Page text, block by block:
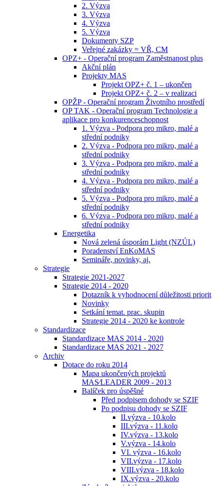
2. Výzva
3. Výzva
4. Výzva
5. Výzva
Dokumenty SZP
Veřejné zakázky = VŘ, CM
OPZ+ - Operační program Zaměstnanost plus
Akční plán
Projekty MAS
Projekt OPZ+ č. 1 – ukončen
Projekt OPZ+ č. 2 – v realizaci
OPŽP - Operační program Životního prostředí
OP TAK - Operační program Technologie a
aplikace pro konkurenceschopnost
1. Výzva - Podpora pro mikro, malé a
střední podniky
2. Výzva - Podpora pro mikro, malé a
střední podniky
3. Výzva - Podpora pro mikro, malé a
střední podniky
4. Výzva - Podpora pro mikro, malé a
střední podniky
5. Výzva - Podpora pro mikro, malé a
střední podniky
6. Výzva - Podpora pro mikro, malé a
střední podniky
Energetika
Nová zelená úsporám Light (NZÚL)
Poradenství EnKoMAS
Semináře, novinky, aj.
Strategie
Strategie 2021-2027
Strategie 2014 - 2020
Dotazník k vyhodnocení důležitosti priorit
Novinky
Setkání temat. prac. skupin
Strategie 2014 - 2020 ke kontrole
Standardizace
Standardizace MAS 2014 - 2020
Standardizace MAS 2021 - 2027
Archiv
Dotace do roku 2014
Mapa ukončených projektů
MAS⁄LEADER 2009 - 2013
Balíček pro úspěšné
Před podpisem dohody se SZIF
Po podpisu dohody se SZIF
II.výzva - 10.kolo
III.výzva - 11.kolo
IV.výzva - 13.kolo
V.výzva - 14.kolo
VI. výzva - 16.kolo
VII.výzva - 17.kolo
VIII.výzva - 18.kolo
IX.výzva - 20.kolo